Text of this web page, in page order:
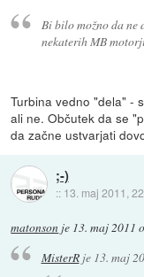
Bi bilo možno da ne
nekaterih MB
Turbina vedno "dela" -
ali ne. Občutek da se
da začne ustvarjati
;-)
:: 13. maj 2011,
matonson je 13. maj 2011
MisterRje 13. maj